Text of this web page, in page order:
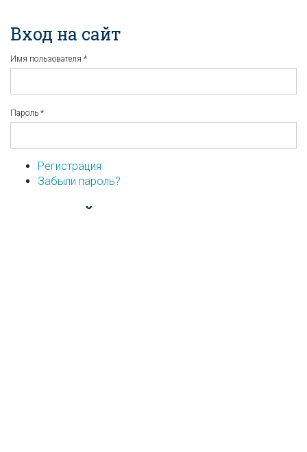
Вход на сайт
Имя пользователя *
Пароль *
Регистрация
Забыли пароль?
...или войдите используя